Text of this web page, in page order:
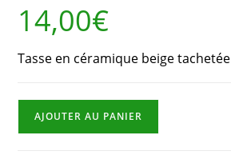
14,00€
Tasse en céramique beige tachetée
AJOUTER AU PANIER